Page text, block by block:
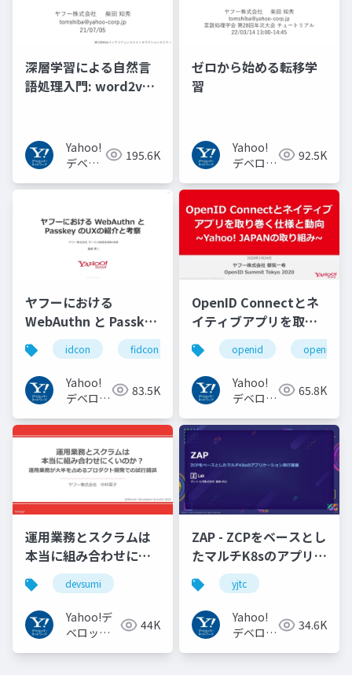
深層学習による自然言
語処理入門: word2vec
Yahoo!
デベロ
ネット
195.6K
ゼロから始める転移学
習
Yahoo!
デベロッ
トワーク
92.5K
ヤフーにおける
WebAuthn と Passkey
の UX の紹介と考察
#idcon #fidcon
idcon fidcon
Yahoo!
デベロッ
トワーク
83.5K
OpenID Connectとネ
イティブアプリを取り
巻く仕様と動向 Yahoo!
JAPANの取り組み
#openid
#openid_tokyo
openid
Yahoo!
デベロッ
トワーク
65.8K
運用業務とスクラムは
本当に組み合わせにく
いのか︖運用業務が大
半を占めるプロダクト
開発での試行錯誤
devsumi
Yahoo!デ
ベロッパ
44K
ZAP - ZCPをベースとし
たマルチK8sのアプリケ
ーション実行基盤
#YJTC / YJTC21 B-3
yjtc
Yahoo!
デベロッ
34.6K